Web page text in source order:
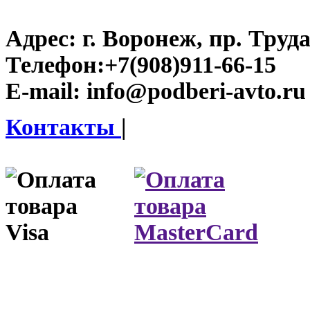
Адрес: г. Воронеж, пр.
Телефон:+7(908)911-66-15
E-mail: info@podberi-avto.ru
Контакты |